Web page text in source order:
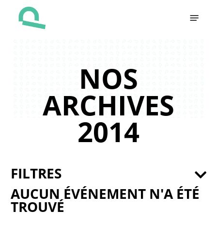
NOS
ARCHIVES
2014
AUCUN ÉVÉNEMENT N'A ÉTÉ
TROUVÉ
FILTRES